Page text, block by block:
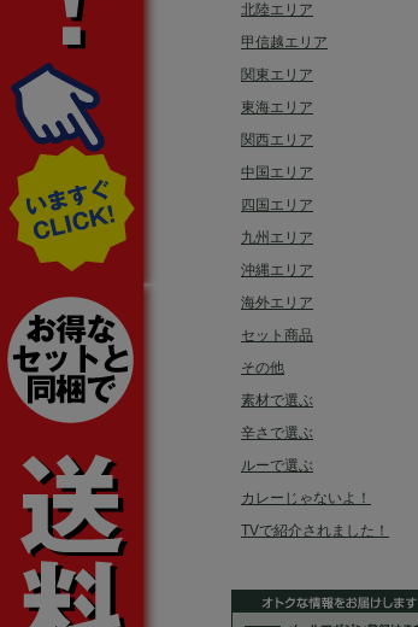
北陸エリア
甲信越エリア
関東エリア
東海エリア
関西エリア
中国エリア
四国エリア
九州エリア
沖縄エリア
海外エリア
セット商品
その他
素材で選ぶ
辛さで選ぶ
ルーで選ぶ
カレーじゃないよ！
TVで紹介されました！